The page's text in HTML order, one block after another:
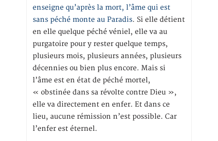
enseigne qu’après la mort, l’âme qui est
sans péché monte au Paradis. Si elle détient
en elle quelque péché véniel, elle va au
purgatoire pour y rester quelque temps,
plusieurs mois, plusieurs années, plusieurs
décennies ou bien plus encore. Mais si
l’âme est en état de péché mortel,
« obstinée dans sa révolte contre Dieu »,
elle va directement en enfer. Et dans ce
lieu, aucune rémission n’est possible. Car
l’enfer est éternel.